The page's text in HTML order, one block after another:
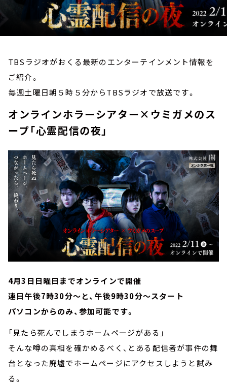
TBSラジオがおくる最新のエンターテインメント情報を
ご紹介。
毎週土曜日朝５時５分からTBSラジオで放送です。
オンラインホラーシアター×ウミガメのス
ープ「心霊配信の夜」
4月3日日曜日までオンラインで開催
連日午後7時30分～と、午後9時30分～スタート
パソコンからのみ、参加可能です。
「見たら死んでしまうホームページがある」
そんな噂の真相を確かめるべく、とある配信者が事件の舞
台となった廃墟でホームページにアクセスしようと試み
る。